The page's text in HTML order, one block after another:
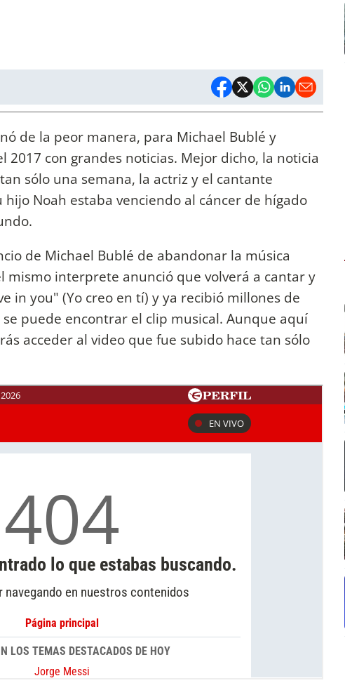
de la peor manera, para Michael Bublé y
2017 con grandes noticias. Mejor dicho, la noticia
sólo una semana, la actriz y el cantante
Noah estaba venciendo al cáncer de hígado
de Michael Bublé de abandonar la música
mismo interprete anunció que volverá a cantar y
in you" (Yo creo en tí) y ya recibió millones de
puede encontrar el clip musical. Aunque aquí
acceder al video que fue subido hace tan sólo